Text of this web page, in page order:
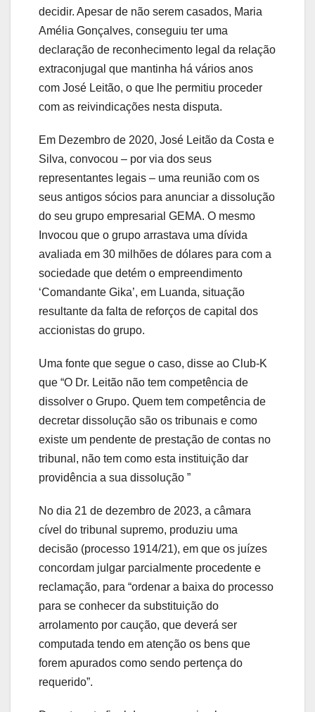
decidir. Apesar de não serem casados, Maria
Amélia Gonçalves, conseguiu ter uma
declaração de reconhecimento legal da relação
extraconjugal que mantinha há vários anos
com José Leitão, o que lhe permitiu proceder
com as reivindicações nesta disputa.
Em Dezembro de 2020, José Leitão da Costa e
Silva, convocou – por via dos seus
representantes legais – uma reunião com os
seus antigos sócios para anunciar a dissolução
do seu grupo empresarial GEMA. O mesmo
Invocou que o grupo arrastava uma dívida
avaliada em 30 milhões de dólares para com a
sociedade que detém o empreendimento
‘Comandante Gika’, em Luanda, situação
resultante da falta de reforços de capital dos
accionistas do grupo.
Uma fonte que segue o caso, disse ao Club-K
que “O Dr. Leitão não tem competência de
dissolver o Grupo. Quem tem competência de
decretar dissolução são os tribunais e como
existe um pendente de prestação de contas no
tribunal, não tem como esta instituição dar
providência a sua dissolução ”
No dia 21 de dezembro de 2023, a câmara
cível do tribunal supremo, produziu uma
decisão (processo 1914/21), em que os juízes
concordam julgar parcialmente procedente e
reclamação, para “ordenar a baixa do processo
para se conhecer da substituição do
arrolamento por caução, que deverá ser
computada tendo em atenção os bens que
forem apurados como sendo pertença do
requerido”.